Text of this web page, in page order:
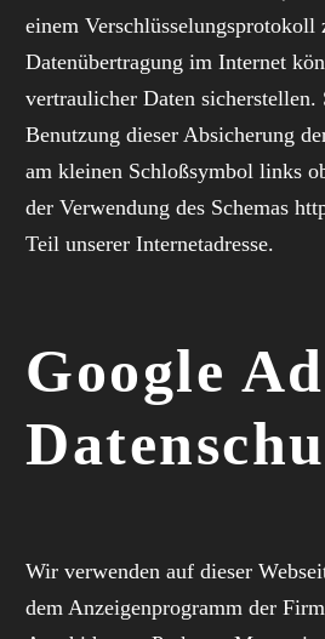
einem Verschlüsselungsprotokoll
Datenübertragung im Internet
vertraulicher Daten sicherstellen.
Benutzung dieser Absicherung
am kleinen Schloßsymbol links
der Verwendung des Schemas
Teil unserer Internetadresse.
Google
Wir verwenden auf dieser
dem Anzeigenprogramm der